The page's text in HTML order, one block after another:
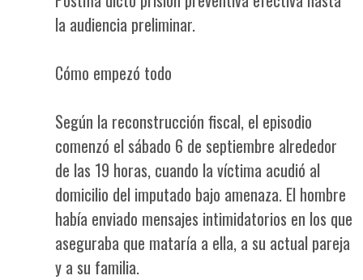
la audiencia preliminar.
Cómo empezó todo
Según la reconstrucción fiscal, el episodio
comenzó el sábado 6 de septiembre alrededor
de las 19 horas, cuando la víctima acudió al
domicilio del imputado bajo amenaza. El hombre
había enviado mensajes intimidatorios en los que
aseguraba que mataría a ella, a su actual pareja
y a su familia.